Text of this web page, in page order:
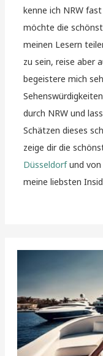
kenne ich NRW
möchte die
meinen Lesern
zu sein, reise aber
begeistere mich
durch NRW und
Schätzen dieses
zeige dir die
Düsseldorfund von
meine liebsten